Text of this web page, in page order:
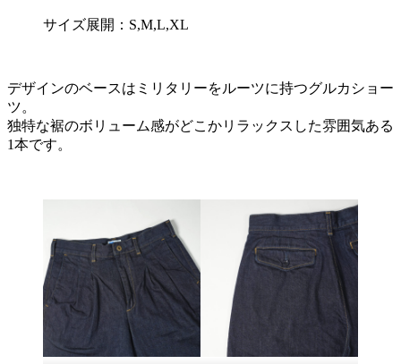
サイズ展開：S,M,L,XL
デザインのベースはミリタリーをルーツに持つグルカショー
ツ。
独特な裾のボリューム感がどこかリラックスした雰囲気ある
1本です。